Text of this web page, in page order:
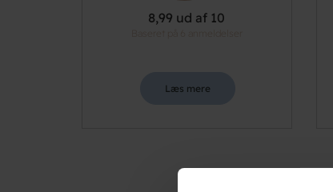
8,99 ud af 10
Læs mere